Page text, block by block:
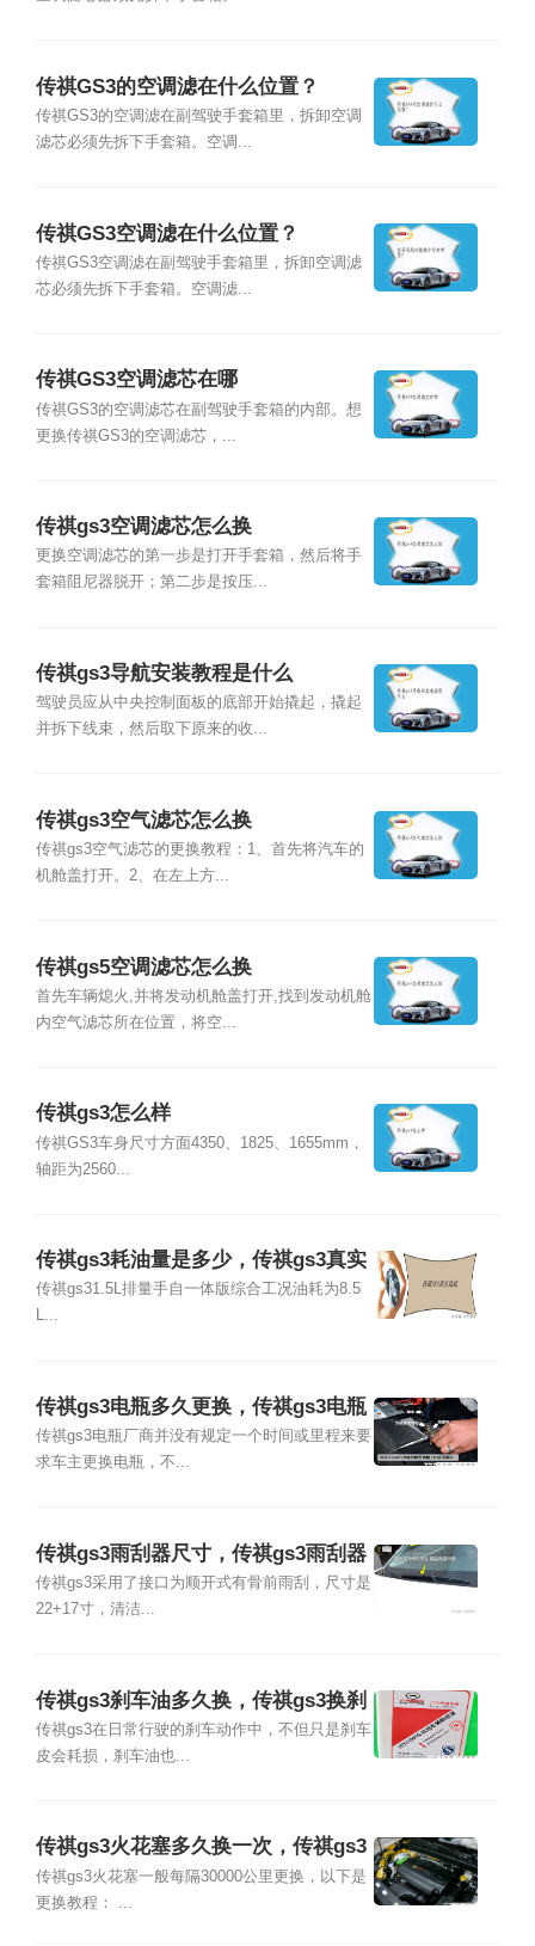
传祺GS3的空调滤在什么位置？
传祺GS3的空调滤在副驾驶手套箱里，拆卸空调
滤芯必须先拆下手套箱。空调...
传祺GS3空调滤在什么位置？
传祺GS3空调滤在副驾驶手套箱里，拆卸空调滤
芯必须先拆下手套箱。空调滤...
传祺GS3空调滤芯在哪
传祺GS3的空调滤芯在副驾驶手套箱的内部。想
更换传祺GS3的空调滤芯，...
传祺gs3空调滤芯怎么换
更换空调滤芯的第一步是打开手套箱，然后将手
套箱阻尼器脱开；第二步是按压...
传祺gs3导航安装教程是什么
驾驶员应从中央控制面板的底部开始撬起，撬起
并拆下线束，然后取下原来的收...
传祺gs3空气滤芯怎么换
传祺gs3空气滤芯的更换教程：1、首先将汽车的
机舱盖打开。2、在左上方...
传祺gs5空调滤芯怎么换
首先车辆熄火,并将发动机舱盖打开,找到发动机舱
内空气滤芯所在位置，将空...
传祺gs3怎么样
传祺GS3车身尺寸方面4350、1825、1655mm，
轴距为2560...
传祺gs3耗油量是多少，传祺gs3真实
油耗多少
传祺gs31.5L排量手自一体版综合工况油耗为8.5
L...
传祺gs3电瓶多久更换，传祺gs3电瓶
更换教程
传祺gs3电瓶厂商并没有规定一个时间或里程来要
求车主更换电瓶，不...
传祺gs3雨刮器尺寸，传祺gs3雨刮器
接口类型
传祺gs3采用了接口为顺开式有骨前雨刮，尺寸是
22+17寸，清洁...
传祺gs3刹车油多久换，传祺gs3换刹
车油多少钱
传祺gs3在日常行驶的刹车动作中，不但只是刹车
皮会耗损，刹车油也...
传祺gs3火花塞多久换一次，传祺gs3
更换火花塞教程
传祺gs3火花塞一般每隔30000公里更换，以下是
更换教程： ...